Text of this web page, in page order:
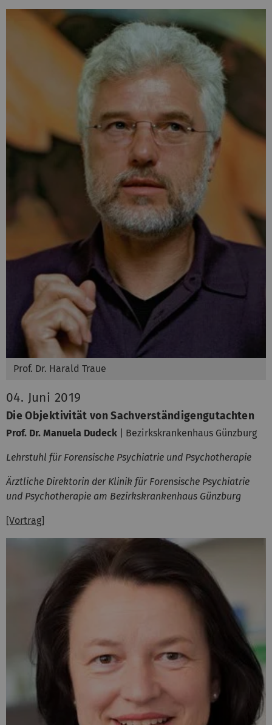
Prof. Dr. Harald Traue
04. Juni 2019
Die Objektivität von Sachverständigengutachten
Prof. Dr. Manuela Dudeck | Bezirkskrankenhaus Günzburg
Lehrstuhl für Forensische Psychiatrie und Psychotherapie
Ärztliche Direktorin der Klinik für Forensische Psychiatrie
und Psychotherapie am Bezirkskrankenhaus Günzburg
[Vortrag]